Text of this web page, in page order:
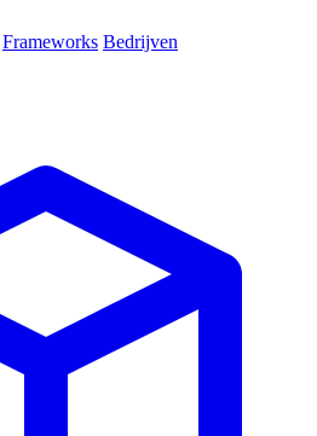
Frameworks Bedrijven